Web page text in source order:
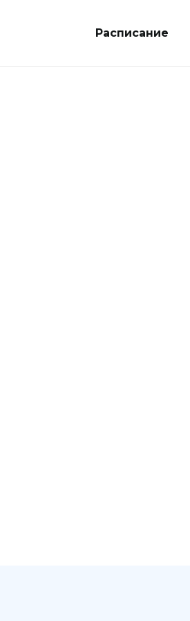
Расписание